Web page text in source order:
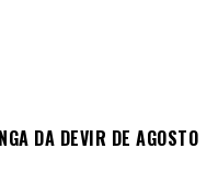
DA DEVIR DE AGOSTO